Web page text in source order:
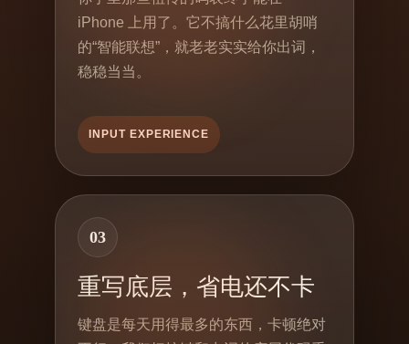
iPhone 上用了。它不搞什么花里胡哨
的“智能联想”，就老老实实给你出词，
稳稳当当。
INPUT EXPERIENCE
03
重写底层，省电还不卡
键盘是每天用得最多的东西，卡顿绝对